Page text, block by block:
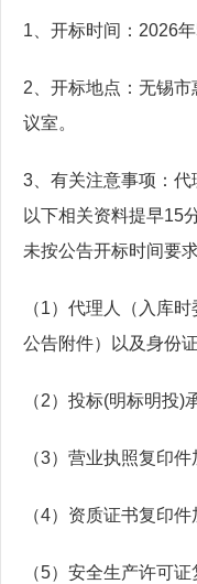
1、开标时间：2026
2、开标地点：无锡
议室。
3、有关注意事项：
以下相关资料提早15
未按公告开标时间要
（1）代理人（入库
公告附件）以及身份
（2）投标(明标明投)
（3）营业执照复印件
（4）资质证书复印件
（5）安全生产许可